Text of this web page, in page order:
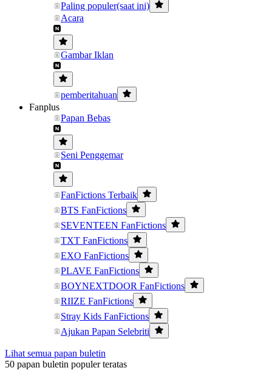
Paling populer(saat ini)
Acara
Gambar Iklan
pemberitahuan
Fanplus
Papan Bebas
Seni Penggemar
FanFictions Terbaik
BTS FanFictions
SEVENTEEN FanFictions
TXT FanFictions
EXO FanFictions
PLAVE FanFictions
BOYNEXTDOOR FanFictions
RIIZE FanFictions
Stray Kids FanFictions
Ajukan Papan Selebriti
Lihat semua papan buletin
50 papan buletin populer teratas